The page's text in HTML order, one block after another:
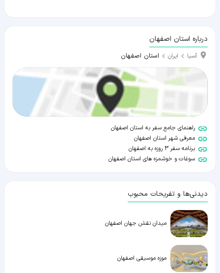
درباره استان اصفهان
آسیا ایران استان اصفهان
راهنمای جامع سفر به استان اصفهان
معرفی شهر استان اصفهان
برنامه سفر 3 روزه به اصفهان
سوغات و خوشمزه های استان اصفهان
دیدنی‌ها و تفریحات محبوب
میدان نقش جهان اصفهان
موزه موسیقی اصفهان